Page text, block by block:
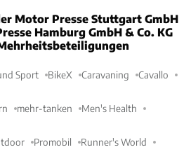
Motor Presse Stuttgart GmbH
Hamburg GmbH & Co. KG
Sport BikeX Caravaning Cavallo
mehr-tanken Men's Health
Promobil Runner's World